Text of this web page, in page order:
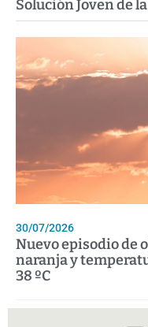
Solución Joven de
30/07/2026
Nuevo episodio de
naranja y
38 ºC